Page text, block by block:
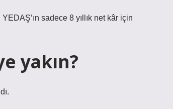
sadece 8 yıllık net kâr için
yakın?